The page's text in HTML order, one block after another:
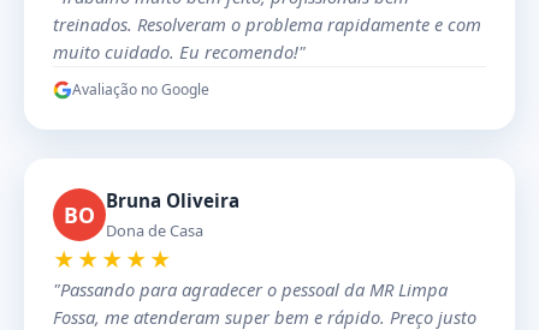
treinados. Resolveram o problema rapidamente e com
muito cuidado. Eu recomendo!"
Avaliação no Google
BO Bruna Oliveira
Dona de Casa
★★★★★
"Passando para agradecer o pessoal da MR Limpa
Fossa, me atenderam super bem e rápido. Preço justo